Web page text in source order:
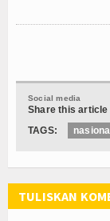
Social media
Share this article
TAGS:
TULISKAN